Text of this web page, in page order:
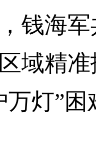
钱海
域精
万灯”